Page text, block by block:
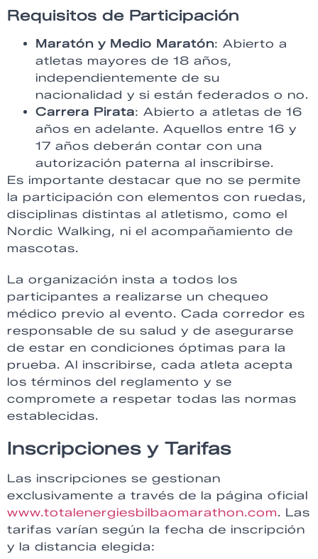
Requisitos de Participación
Maratón y Medio Maratón: Abierto a
atletas mayores de 18 años,
independientemente de su
nacionalidad y si están federados o no.
Carrera Pirata: Abierto a atletas de 16
años en adelante. Aquellos entre 16 y
17 años deberán contar con una
autorización paterna al inscribirse.
Es importante destacar que no se permite
la participación con elementos con ruedas,
disciplinas distintas al atletismo, como el
Nordic Walking, ni el acompañamiento de
mascotas.
La organización insta a todos los
participantes a realizarse un chequeo
médico previo al evento. Cada corredor es
responsable de su salud y de asegurarse
de estar en condiciones óptimas para la
prueba. Al inscribirse, cada atleta acepta
los términos del reglamento y se
compromete a respetar todas las normas
establecidas.
Inscripciones y Tarifas
Las inscripciones se gestionan
exclusivamente a través de la página oficial
www.totalenergiesbilbaomarathon.com. Las
tarifas varían según la fecha de inscripción
y la distancia elegida: